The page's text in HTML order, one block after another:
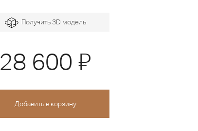
Получить 3D модель
28 600 Я